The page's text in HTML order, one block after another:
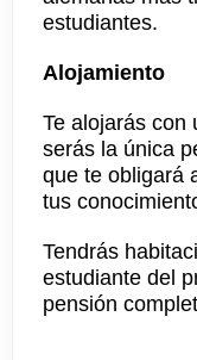
estudiantes.
Alojamiento
Te alojarás con
serás la única
que te obligará
tus
Tendrás
estudiante del
pensión